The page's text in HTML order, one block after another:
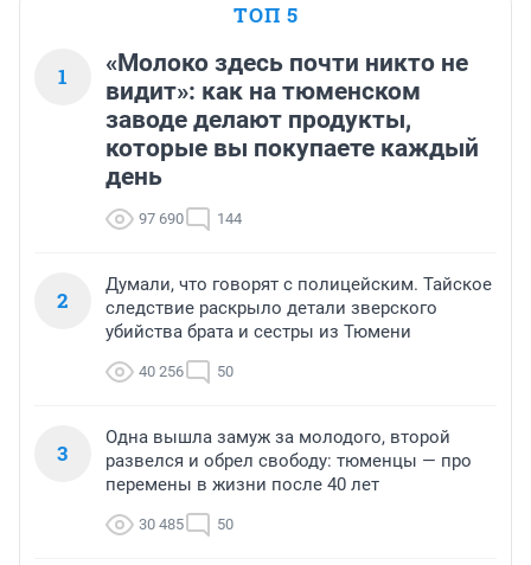
ТОП 5
1
«Молоко здесь почти никто не
видит»: как на тюменском
заводе делают продукты,
которые вы покупаете каждый
день
97 690 144
2
Думали, что говорят с полицейским. Тайское
следствие раскрыло детали зверского
убийства брата и сестры из Тюмени
40 256 50
3
Одна вышла замуж за молодого, второй
развелся и обрел свободу: тюменцы — про
перемены в жизни после 40 лет
30 485 50